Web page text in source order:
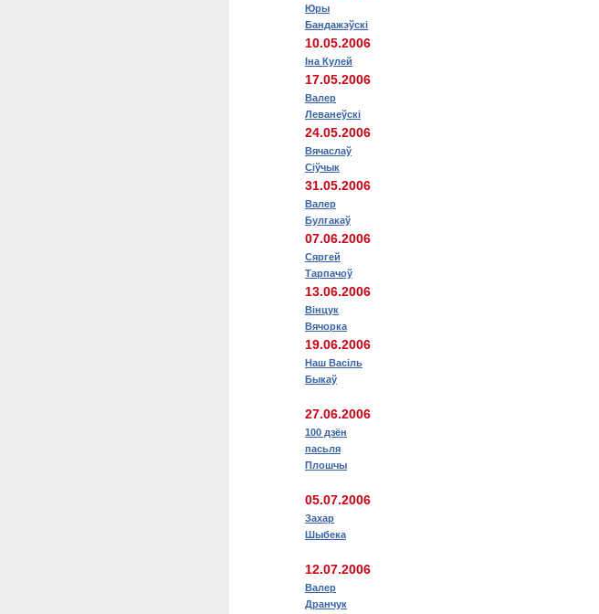
Юры
Бандажэўскі
10.05.2006
Іна Кулей
17.05.2006
Валер
Леванеўскі
24.05.2006
Вячаслаў
Сіўчык
31.05.2006
Валер
Булгакаў
07.06.2006
Сяргей
Тарпачоў
13.06.2006
Вінцук
Вячорка
19.06.2006
Наш Васіль
Быкаў
27.06.2006
100 дзён
пасьля
Плошчы
05.07.2006
Захар
Шыбека
12.07.2006
Валер
Дранчук